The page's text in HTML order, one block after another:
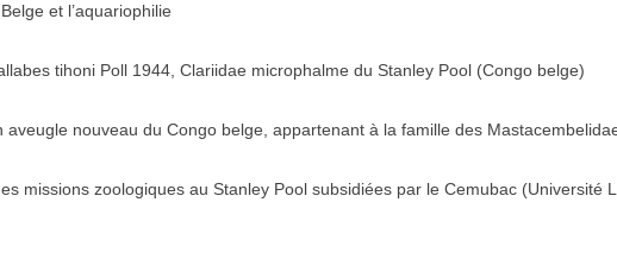
et l’aquariophilie
tihoni Poll 1944, Clariidae microphalme du Stanley Pool (Congo belge)
aveugle nouveau du Congo belge, appartenant à la famille des
missions zoologiques au Stanley Pool subsidiées par le Cemubac (Université